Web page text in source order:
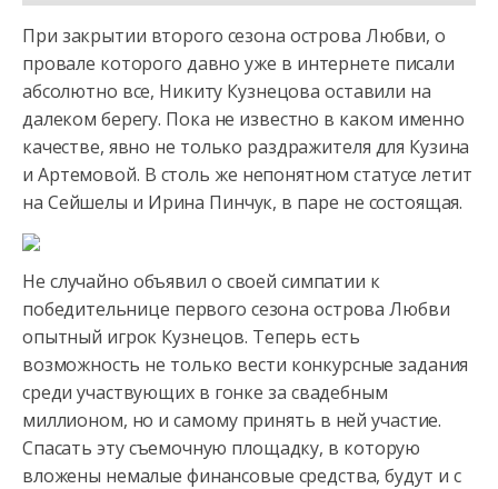
При закрытии второго сезона острова Любви, о
провале которого давно уже в интернете писали
абсолютно все, Никиту Кузнецова оставили на
далеком берегу. Пока не известно в каком именно
качестве, явно не только раздражителя для Кузина
и Артемовой. В столь же непонятном статусе летит
на Сейшелы и Ирина Пинчук, в паре не состоящая.
Не случайно объявил о своей симпатии к
победительнице первого сезона острова Любви
опытный игрок Кузнецов. Теперь есть
возможность не только вести конкурсные задания
среди участвующих в гонке за свадебным
миллионом, но и самому принять в ней участие.
Спасать эту съемочную площадку, в которую
вложены немалые финансовые средства, будут и с